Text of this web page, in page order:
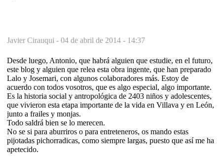
Javier Cirauqui - 04 de abril de 2014 - 14:37
Desde luego, Antonio, que habrá alguien que estudie, en el futuro,
este blog y alguien que relea esta obra ingente, que han preparado
Lalo y Josemari, con algunos colaboradores más. Estoy de
acuerdo con todos vosotros, que es algo especial, algo importante.
Es la historia social y antropológica de 2403 niños y adolescentes,
que vivieron esta etapa importante de la vida en Villava y en León,
junto a frailes y monjas.
Todo saldrá bien se lo merecen.
No se si para aburriros o para entreteneros, os mando estas
pijotadas pichorradicas, como siempre largas, puesto que así me ha
apetecido.